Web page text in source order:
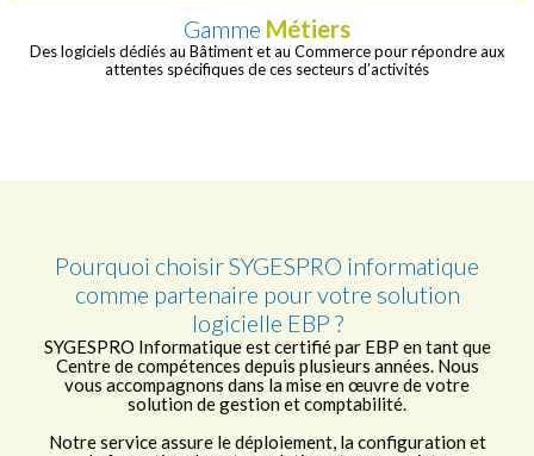
Gamme Métiers
Des logiciels dédiés au Bâtiment et au Commerce pour répondre aux
attentes spécifiques de ces secteurs d’activités
Pourquoi choisir SYGESPRO informatique
comme partenaire pour votre solution
logicielle EBP ?
SYGESPRO Informatique est certifié par EBP en tant que
Centre de compétences depuis plusieurs années. Nous
vous accompagnons dans la mise en œuvre de votre
solution de gestion et comptabilité.
Notre service assure le déploiement, la configuration et